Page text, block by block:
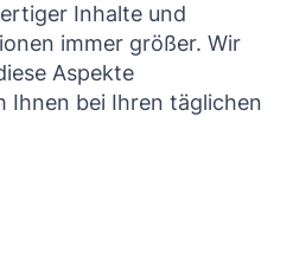
Inhalte und
immer größer. Wir
Aspekte
Ihnen bei Ihren täglichen